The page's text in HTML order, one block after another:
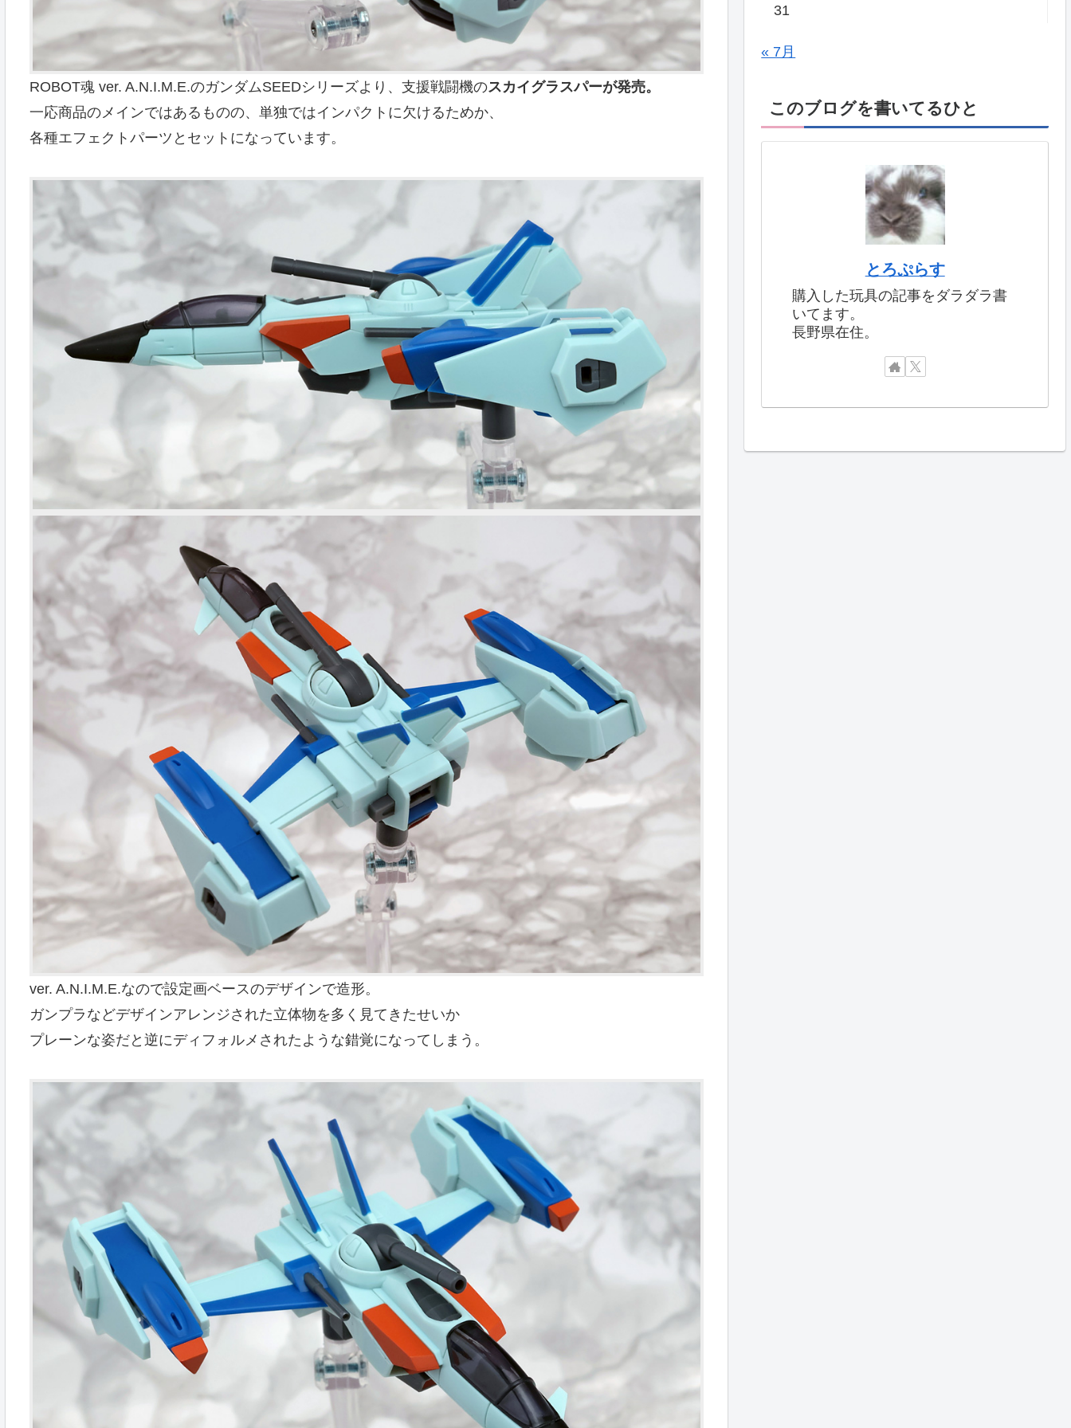
ROBOT魂 ver. A.N.I.M.E.のガンダムSEEDシリーズより、支援戦闘機のスカイグラスパーが発売。
一応商品のメインではあるものの、単独ではインパクトに欠けるためか、
各種エフェクトパーツとセットになっています。
ver. A.N.I.M.E.なので設定画ベースのデザインで造形。
ガンプラなどデザインアレンジされた立体物を多く見てきたせいか
プレーンな姿だと逆にディフォルメされたような錯覚になってしまう。
31
« 7月
このブログを書いてるひと
とろぷらす
購入した玩具の記事をダラダラ書
いてます。
長野県在住。